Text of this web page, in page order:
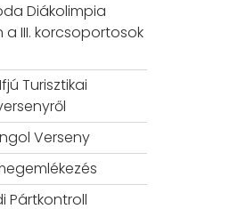
Diákolimpia
III. korcsoportosok
Turisztikai
Verseny
Pártkontroll